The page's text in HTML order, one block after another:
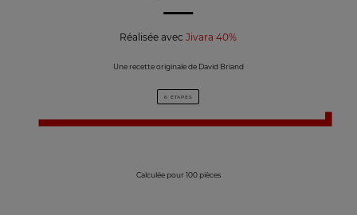
Réalisée avecJivara 40%
Une recette originale de David Briand
6 ÉTAPES
Calculée pour 100 pièces